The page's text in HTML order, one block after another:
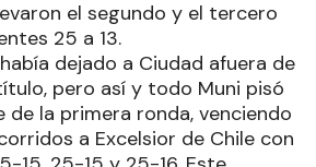
el segundo y el tercero
25 a 13.
dejado a Ciudad afuera de
pero así y todo Muni pisó
de la primera ronda, venciendo
a Excelsior de Chile con